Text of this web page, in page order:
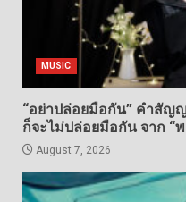
MUSIC
“อย่าปล่อยมือกัน” คำสัญ
ก็จะไม่ปล่อยมือกัน จาก “
August 7, 2026